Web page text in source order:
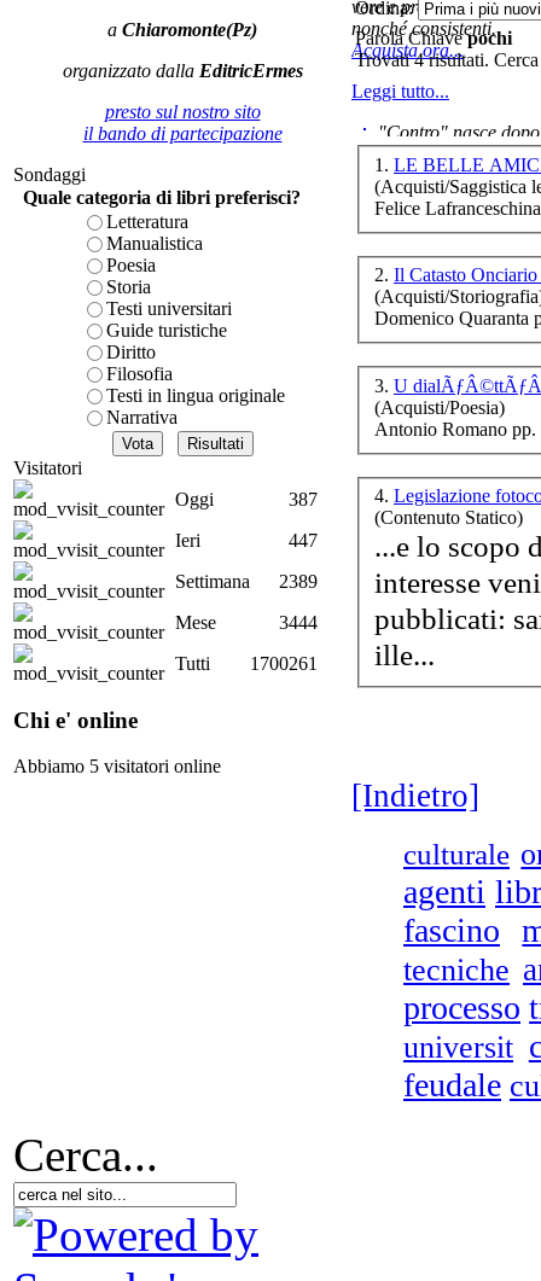
ed
in
Il
Il
a Chiaromonte(Pz)
organizzato dalla EditricErmes
presto sul nostro sito
il bando di partecipazione
Sondaggi
Quale categoria di libri preferisci?
Letteratura
Manualistica
Poesia
Storia
Testi universitari
Guide turistiche
Diritto
Filosofia
Testi in lingua originale
Narrativa
Visitatori
Oggi
387
Ieri
447
Settimana
2389
Mese
3444
Tutti
1700261
Chi e' online
Abbiamo 5 visitatori online
vere e proprie correnti
nonché consistenti.
Acquista ora...
Leggi tutto...
"Contro" nasce
cominciato con la
ripensaremarx. i saggi
questa collaborazione
è teorica, sempre però
presente fase.
Acquista ora...
A feed could not be
http://www.lastampa.it/
Ordina:
Parola Chiavepochi
Trovati 4 risultati.
1. LE BELLE
(Acquisti/Saggistica
Felice
2. Il Catasto
(Acquisti/
Domenico Quaranta
3. U
(Acquisti/Poesia)
Antonio Romano pp.
4. Legislazione
(Contenuto Statico)
...e lo scopo
interesse
pubblicati:
ille...
[Indietro]
culturale
agenti
fascino
tecniche
processo
universit
feudale
Cerca...